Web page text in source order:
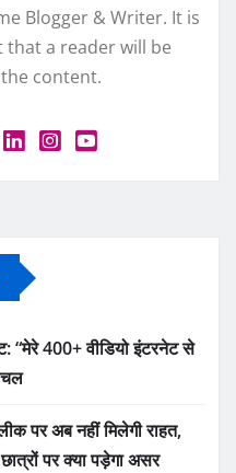
Blogger & Writer. It is
that a reader will be
content.
400+ वीडियो इंटरनेट से
पर अब नहीं मिलेगी राहत,
पर क्या पड़ेगा असर